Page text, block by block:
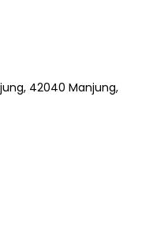
42040 Manjung,